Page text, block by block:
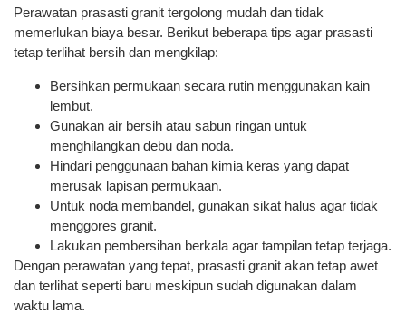
Perawatan prasasti granit tergolong mudah dan tidak
memerlukan biaya besar. Berikut beberapa tips agar prasasti
tetap terlihat bersih dan mengkilap:
Bersihkan permukaan secara rutin menggunakan kain
lembut.
Gunakan air bersih atau sabun ringan untuk
menghilangkan debu dan noda.
Hindari penggunaan bahan kimia keras yang dapat
merusak lapisan permukaan.
Untuk noda membandel, gunakan sikat halus agar tidak
menggores granit.
Lakukan pembersihan berkala agar tampilan tetap terjaga.
Dengan perawatan yang tepat, prasasti granit akan tetap awet
dan terlihat seperti baru meskipun sudah digunakan dalam
waktu lama.